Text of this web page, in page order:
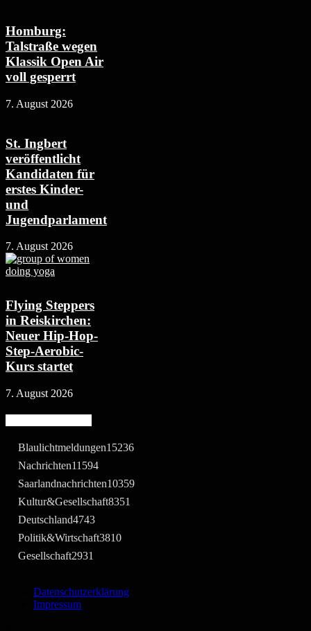
Homburg:
Talstraße wegen
Klassik Open Air
voll gesperrt
7. August 2026
St. Ingbert
veröffentlicht
Kandidaten für
erstes Kinder-
und
Jugendparlament
7. August 2026
Flying Steppers
in Reiskirchen:
Neuer Hip-Hop-
Step-Aerobic-
Kurs startet
7. August 2026
Blaulichtmeldungen15236
Nachrichten11594
Saarlandnachrichten10359
Kultur&Gesellschaft8351
Deutschland4743
Politik&Wirtschaft3810
Gesellschaft2931
Datenschutzerklärung
Impressum